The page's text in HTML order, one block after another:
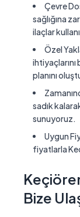
Çevre
sağlığına
ilaçlar
Özel
planını
sadık
sunuyoruz.
Uygun
fiyatlarla
Bize